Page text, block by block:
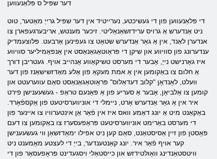
דער שפּיל ס פּלאַנעווען
די פּלאַנעווען פון די געשיכטע, נערייטיד אין דער שפּיל גרייַ מאַטער, טוט
ניט אַנדערש אַ גרויס ערידזשאַנאַליטי. זיכער מענטש, אריבערגעפארן צו
אנדערן לאַנד, אין אַ גאָר אַנדערש שטאָט צו געפינען אַרבעט. פּלוצעמדיק
ענדערונג פון סוויווע און שיקן די פּראָוטאַגאַנאַסט אין אַנפאַמיליער סוויווע
איז גאָרנישט נייַ, אָבער די מערסט טשיקאַווע אָנהייב אויף. געטריבן דורך
אַ חלום צו באַקומען אין אַ אמת מעקאַ פון אַלע מאַדזשישאַנז פון דער
וועלט, לאָנדאָן "קלוב דעדאַלוס" פּראָוטאַגאַנאַסט סאַם עווערעטט און
קומען צו אַלביאָן, אָבער אַ סעריע פון ​​אַ פּאָנעם טראַפ - געשעענישן פירט
איר אין אַ גאָר אַנדערש אָרט, ניימלי די אוניווערסיטעט פון אָקספֿאָרד.
באַקאַנט מיט אַ יונג דאַמע וואס איז אין פֿאַר אַן אינטערוויו צו איינער פון
די מערסט באַרימט אוניווערסיטעט פּראַפעסערז צו באַקומען צו דעם
פּאָסטן פון זיין אַסיסטאַנט, סאַם קען ניט אפילו ימאַדזשאַן ווי געשעענישן
קער אויף פֿאַר איר. יונג קאַנטענדער, בייַ די לעצטע מאָמענט ניט
וויטסטאַנדינג וואָולטידזש און כייסטאַלי ויסגעדינט פּראָפעסאָר פון די